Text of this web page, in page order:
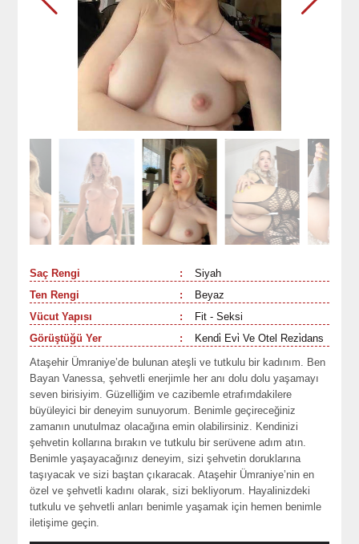
Saç Rengi :
Siyah
Ten Rengi
:
Beyaz
Vücut Yapısı
:
Fit - Seksi
Görüştüğü Yer
:
Kendi̇ Evi̇ Ve Otel Rezi̇dans
Ataşehir Ümraniye’de bulunan ateşli ve tutkulu bir kadınım. Ben
Bayan Vanessa, şehvetli enerjimle her anı dolu dolu yaşamayı
seven birisiyim. Güzelliğim ve cazibemle etrafımdakilere
büyüleyici bir deneyim sunuyorum. Benimle geçireceğiniz
zamanın unutulmaz olacağına emin olabilirsiniz. Kendinizi
şehvetin kollarına bırakın ve tutkulu bir serüvene adım atın.
Benimle yaşayacağınız deneyim, sizi şehvetin doruklarına
taşıyacak ve sizi baştan çıkaracak. Ataşehir Ümraniye’nin en
özel ve şehvetli kadını olarak, sizi bekliyorum. Hayalinizdeki
tutkulu ve şehvetli anları benimle yaşamak için hemen benimle
iletişime geçin.